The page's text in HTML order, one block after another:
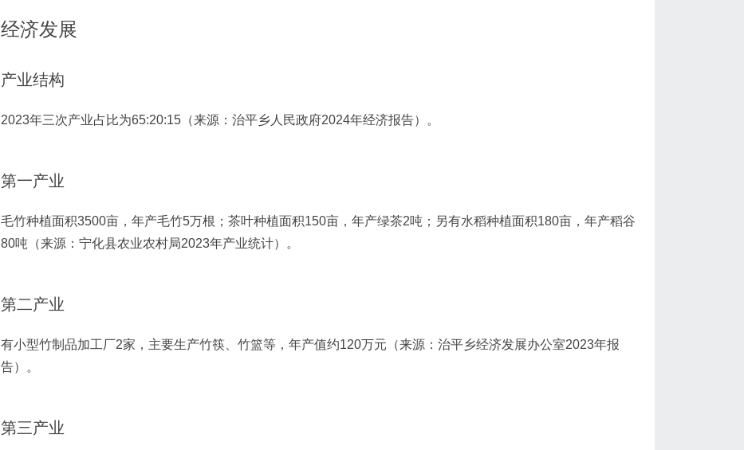
经济发展
产业结构
2023年三次产业占比为65:20:15（来源：治平乡人民政府2024年经济报告）。
第一产业
毛竹种植面积3500亩，年产毛竹5万根；茶叶种植面积150亩，年产绿茶2吨；另有水稻种植面积180亩，年产稻谷
80吨（来源：宁化县农业农村局2023年产业统计）。
第二产业
有小型竹制品加工厂2家，主要生产竹筷、竹篮等，年产值约120万元（来源：治平乡经济发展办公室2023年报
告）。
第三产业